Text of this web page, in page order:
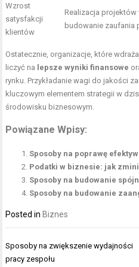
Wzrost
satysfakcji
klientów
Realizacja projektów
budowanie zaufania
Ostatecznie, organizacje, które
liczyć na lepsze wyniki finansowe
rynku. Przykładanie wagi do jakości
kluczowym elementem strategii w
środowisku biznesowym.
Powiązane Wpisy:
Sposoby na poprawę
Podatki w biznesie: jak
Sposoby na budowanie
Sposoby na budowanie
Posted in Biznes
Nawigacja
wpisu
Sposoby na zwiększenie wydajności
pracy zespołu